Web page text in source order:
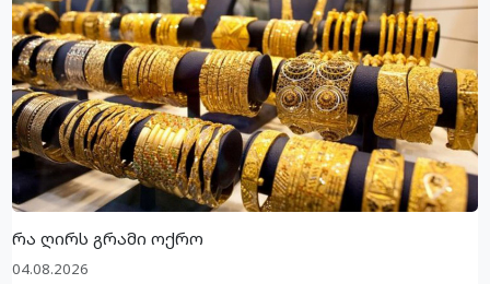
რა ღირს გრამი ოქრო
04.08.2026